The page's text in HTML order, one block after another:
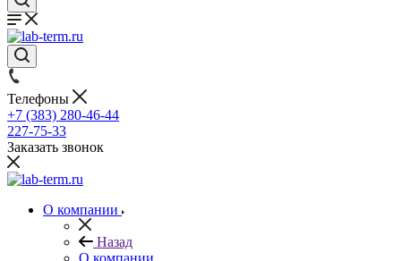
Телефоны
+7 (383) 280-46-44
227-75-33
Заказать звонок
О компании
Назад
О компании